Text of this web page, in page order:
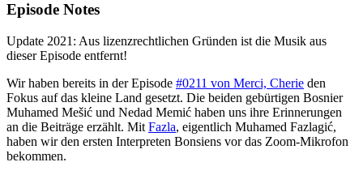
Episode Notes
Update 2021: Aus lizenzrechtlichen Gründen ist die Musik aus
dieser Episode entfernt!
Wir haben bereits in der Episode #0211 von Merci, Cherie den
Fokus auf das kleine Land gesetzt. Die beiden gebürtigen Bosnier
Muhamed Mešić und Nedad Memić haben uns ihre Erinnerungen
an die Beiträge erzählt. Mit Fazla, eigentlich Muhamed Fazlagić,
haben wir den ersten Interpreten Bonsiens vor das Zoom-Mikrofon
bekommen.